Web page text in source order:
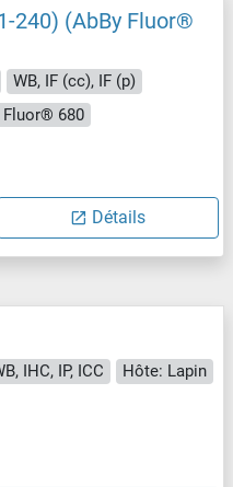
240) (AbBy Fluor®
WB, IF (cc), IF (p)
Fluor® 680
Détails
IHC, IP, ICC
Hôte: Lapin